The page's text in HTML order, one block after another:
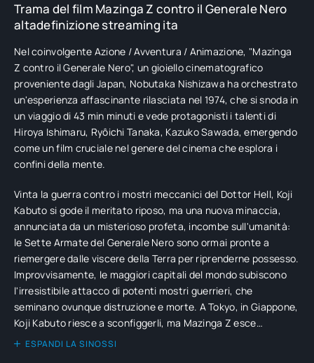
Trama del film Mazinga Z contro il Generale Nero
altadefinizione streaming ita
Nel coinvolgente Azione / Avventura / Animazione, "Mazinga
Z contro il Generale Nero", un gioiello cinematografico
proveniente dagli Japan, Nobutaka Nishizawa ha orchestrato
un'esperienza affascinante rilasciata nel 1974, che si snoda in
un viaggio di 43 min minuti e vede protagonisti i talenti di
Hiroya Ishimaru, Ryôichi Tanaka, Kazuko Sawada, emergendo
come un film cruciale nel genere del cinema che esplora i
confini della mente.
Vinta la guerra contro i mostri meccanici del Dottor Hell, Koji
Kabuto si gode il meritato riposo, ma una nuova minaccia,
annunciata da un misterioso profeta, incombe sull'umanità:
le Sette Armate del Generale Nero sono ormai pronte a
riemergere dalle viscere della Terra per riprenderne possesso.
Improvvisamente, le maggiori capitali del mondo subiscono
l'irresistibile attacco di potenti mostri guerrieri, che
seminano ovunque distruzione e morte. A Tokyo, in Giappone,
Koji Kabuto riesce a sconfiggerli, ma Mazinga Z esce
semidistrutto dallo scontro. Inoltre, durante l'attacco che
ESPANDI LA SINOSSI